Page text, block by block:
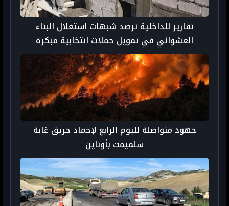
تقارير للداخلية ترصد شبهات استغلال البناء
العشوائي في تمويل حملات انتخابية مبكرة
جهود متواصلة لليوم الرابع لإخماد حريق غابة
سلميمت بأوناين